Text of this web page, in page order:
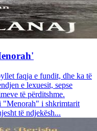
faqja e fundit, dhe ka të
e lexuesit, sepse
të përditshme.
"Menorah" i shkrimtarit
të ndjekësh...